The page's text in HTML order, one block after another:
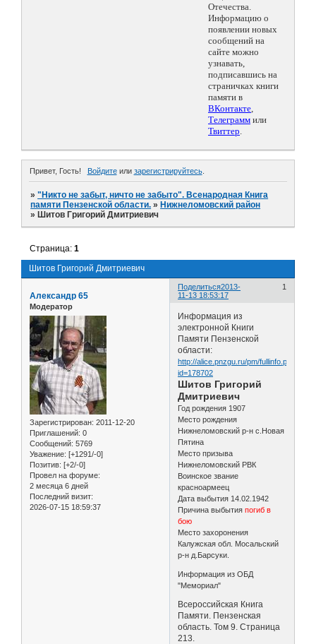
Отечества.
Информацию о
появлении новых
сообщений на
сайте можно
узнавать,
подписавшись на
страничках книги
памяти в
ВКонтакте,
Телеграмм или
Твиттер.
Привет, Гость! Войдитеили зарегистрируйтесь.
»"Никто не забыт, ничто не забыто". Всенародная Книга
памяти Пензенской области. » Нижнеломовский район
» Шитов Григорий Дмитриевич
Шитов Григорий Дмитриевич
Страница:1
Поделиться 1
2013-
11-13 18:53:17
Александр 65
Модератор
Зарегистрирован: 2011-12-20
Приглашений: 0
Сообщений: 5769
Уважение: [+1291/-0]
Позитив: [+2/-0]
Провел на форуме:
2 месяца 6 дней
Последний визит:
2026-07-15 18:59:37
Информация из
электронной Книги
Памяти Пензенской
области:
http://alice.pnzgu.ru/pm/fullinfo.php?
id=178702
Шитов Григорий
Дмитриевич
Год рождения 1907
Место рождения
Нижнеломовский р-н с.Новая
Пятина
Место призыва
Нижнеломовский РВК
Воинское звание
красноармеец
Дата выбытия 14.02.1942
Причина выбытияпогиб в
бою
Место захоронения
Калужская обл. Мосальский
р-н д.Барсуки.
Информация из ОБД
"Мемориал"
Всероссийская Книга
Памяти. Пензенская
область. Том 9. Страница
213.